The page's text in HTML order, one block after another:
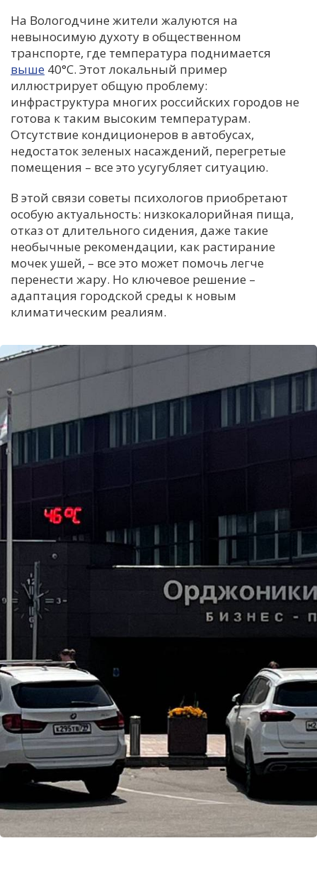
На Вологодчине жители жалуются на
невыносимую духоту в общественном
транспорте, где температура поднимается
выше 40°С. Этот локальный пример
иллюстрирует общую проблему:
инфраструктура многих российских городов не
готова к таким высоким температурам.
Отсутствие кондиционеров в автобусах,
недостаток зеленых насаждений, перегретые
помещения – все это усугубляет ситуацию.
В этой связи советы психологов приобретают
особую актуальность: низкокалорийная пища,
отказ от длительного сидения, даже такие
необычные рекомендации, как растирание
мочек ушей, – все это может помочь легче
перенести жару. Но ключевое решение –
адаптация городской среды к новым
климатическим реалиям.